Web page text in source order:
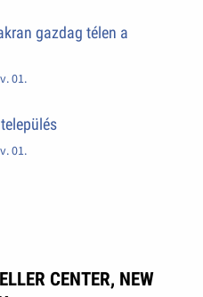
gazdag télen a
01.
01.
CENTER, NEW